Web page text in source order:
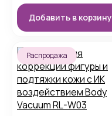
Добавить в корзину
Распродажа